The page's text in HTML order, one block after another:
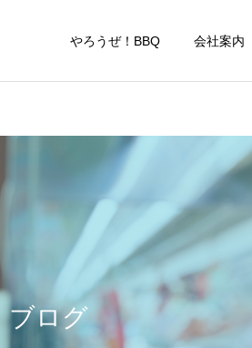
やろうぜ！BBQ 会社案内
COMPANY
半田本店付近の交通規制に
よる、迂回ルートのご案内
ブログ